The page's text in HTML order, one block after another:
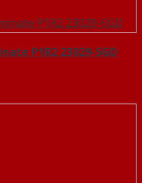
P1R2 23029-SGD